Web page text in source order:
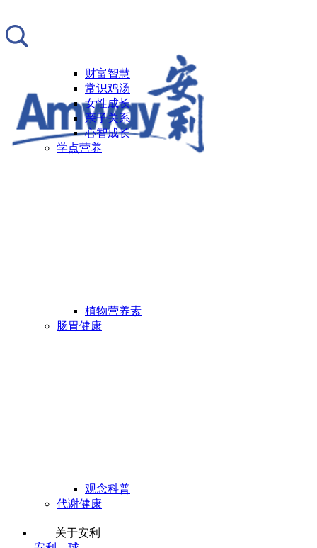
关于安利
财富智慧
常识鸡汤
女性成长
亲子关系
心智成长
学点营养
植物营养素
肠胃健康
观念科普
代谢健康